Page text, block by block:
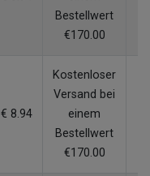
Bestellwert
€170.00
€ 8.94
Kostenloser
Versand bei
einem
Bestellwert
€170.00